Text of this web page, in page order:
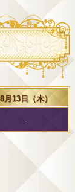
12/17
8月13日（木）
-